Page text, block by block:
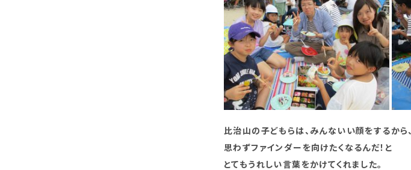
比治山の子どもらは、みんないい顔をするから、
思わずファインダーを向けたくなるんだ！と
とてもうれしい言葉をかけてくれました。